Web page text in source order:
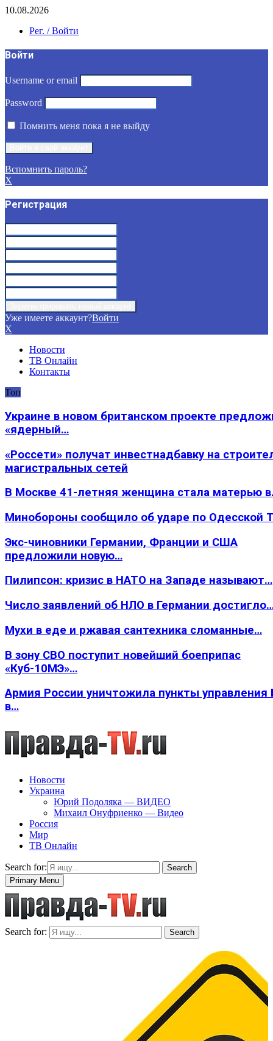
10.08.2026
Рег. / Войти
Войти
Username or email
Password
Помнить меня пока я не выйду
Вспомнить пароль?
X
Регистрация
Уже имеете аккаунт?Войти
X
Новости
ТВ Онлайн
Контакты
Топ
Украине в новом британском проекте
«ядерный…
«Россети» получат инвестнадбавку на
магистральных сетей
В Москве 41-летняя женщина стала матерью
Минобороны сообщило об ударе по Одесской
Экс-чиновники Германии, Франции и США
предложили новую…
Пилипсон: кризис в НАТО на Западе называют…
Число заявлений об НЛО в Германии
Мухи в еде и ржавая сантехника сломанные…
В зону СВО поступит новейший боеприпас
«Куб-10МЭ»…
Армия России уничтожила пункты
в…
Новости
Украина
Юрий Подоляка — ВИДЕО
Михаил Онуфриенко — Видео
Россия
Мир
ТВ Онлайн
Search for:
Search
Primary Menu
Search for: Search